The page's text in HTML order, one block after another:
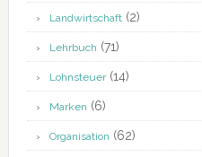
Landwirtschaft(2)
Lehrbuch (71)
Lohnsteuer(14)
Marken (6)
Organisation (62)